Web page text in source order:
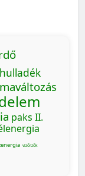
hulladék
paks II.
vízőrzők